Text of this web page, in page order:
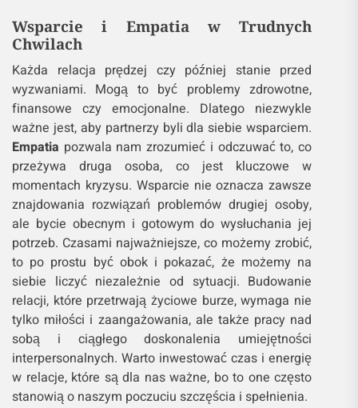
Wsparcie i Empatia w Trudnych
Chwilach
Każda relacja prędzej czy później stanie przed
wyzwaniami. Mogą to być problemy zdrowotne,
finansowe czy emocjonalne. Dlatego niezwykle
ważne jest, aby partnerzy byli dla siebie wsparciem.
Empatia pozwala nam zrozumieć i odczuwać to, co
przeżywa druga osoba, co jest kluczowe w
momentach kryzysu. Wsparcie nie oznacza zawsze
znajdowania rozwiązań problemów drugiej osoby,
ale bycie obecnym i gotowym do wysłuchania jej
potrzeb. Czasami najważniejsze, co możemy zrobić,
to po prostu być obok i pokazać, że możemy na
siebie liczyć niezależnie od sytuacji. Budowanie
relacji, które przetrwają życiowe burze, wymaga nie
tylko miłości i zaangażowania, ale także pracy nad
sobą i ciągłego doskonalenia umiejętności
interpersonalnych. Warto inwestować czas i energię
w relacje, które są dla nas ważne, bo to one często
stanowią o naszym poczuciu szczęścia i spełnienia.